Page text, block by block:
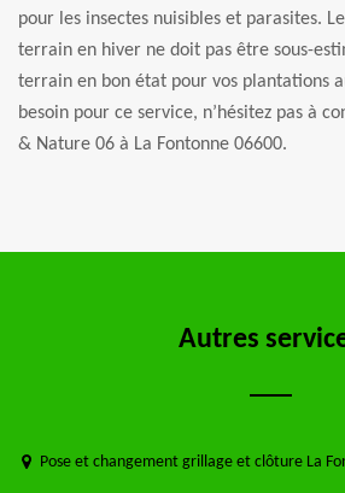
pour les insectes nuisibles et parasites.
terrain en hiver ne doit pas être sous-
terrain en bon état pour vos plantations
besoin pour ce service, n’hésitez pas à
& Nature 06 à La Fontonne 06600.
Autres
Pose et changement grillage et clôture La